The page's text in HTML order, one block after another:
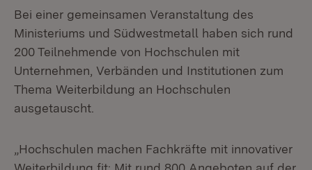
Bei einer gemeinsamen Veranstaltung des
Ministeriums und Südwestmetall haben sich rund
200 Teilnehmende von Hochschulen mit
Unternehmen, Verbänden und Institutionen zum
Thema Weiterbildung an Hochschulen
ausgetauscht.
„Hochschulen machen Fachkräfte mit innovativer